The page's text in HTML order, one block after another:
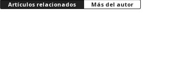
Artículos relacionados Más del autor